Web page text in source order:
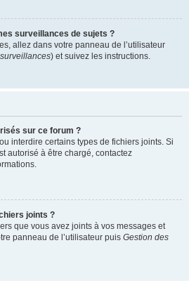
surveillances de sujets ?
allez dans votre panneau de l’utilisateur
) et suivez les instructions.
sur ce forum ?
interdire certains types de fichiers joints. Si
autorisé à être chargé, contactez
joints ?
que vous avez joints à vos messages et
panneau de l’utilisateur puis Gestion des